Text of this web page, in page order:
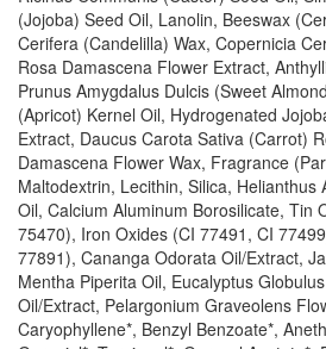
(Jojoba) Seed Oil, Lanolin, Beeswax
Cerifera (Candelilla) Wax, Copernicia
Rosa Damascena Flower Extract,
Prunus Amygdalus Dulcis (Sweet
(Apricot) Kernel Oil, Hydrogenated
Extract, Daucus Carota Sativa (Carrot)
Damascena Flower Wax, Fragrance
Maltodextrin, Lecithin, Silica, Helianthus
Oil, Calcium Aluminum Borosilicate, Tin
75470), Iron Oxides (CI 77491, CI
77891), Cananga Odorata Oil/Extract,
Mentha Piperita Oil, Eucalyptus
Oil/Extract, Pelargonium Graveolens
Caryophyllene*, Benzyl Benzoate*,